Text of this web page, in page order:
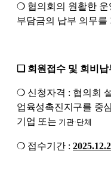
❍ 협의회의 원활한
부담금의 납부 의무를
❏ 회원접수 및 회비납
❍ 신청자격 : 협의회
업육성촉진지구를 중
기업 또는 기관·단체
❍ 접수기간 :